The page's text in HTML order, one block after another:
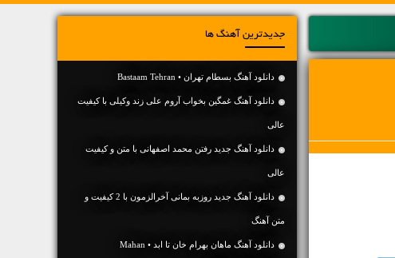
جدیدترین آهنگ ها
دانلود آهنگ بسطام تهران • Bastaam Tehran
دانلود آهنگ غمگین بخواب آروم علی زند وکیلی با کیفیت
عالی
دانلود آهنگ جديد رفتن محمد اصفهانی با متن و کیفیت
عالی
دانلود آهنگ جديد روزبه بمانی آخرالزمون با 2 کیفیت و
متن آهنگ
دانلود آهنگ ماهان بهرام خان تا ابد • Mahan